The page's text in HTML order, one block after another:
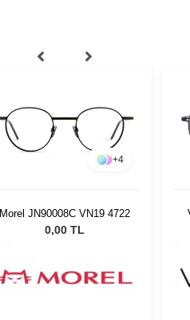
+4
Morel JN90008C VN19 4722
0,00 TL